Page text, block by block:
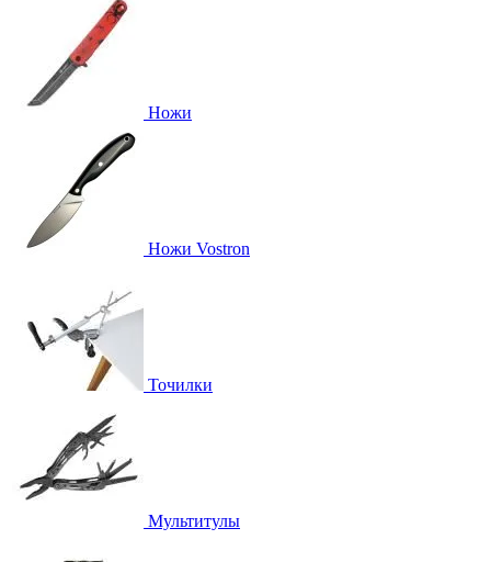
Ножи
Ножи Vostron
Точилки
Мультитулы